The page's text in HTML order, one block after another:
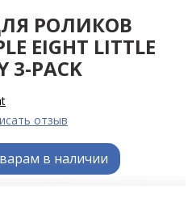
РОЛИКОВ
EIGHT LITTLE
3-PACK
отзыв
в наличии